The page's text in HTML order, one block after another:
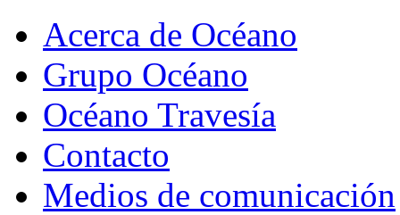
Acerca de Océano
Grupo Océano
Océano Travesía
Contacto
Medios de comunicación